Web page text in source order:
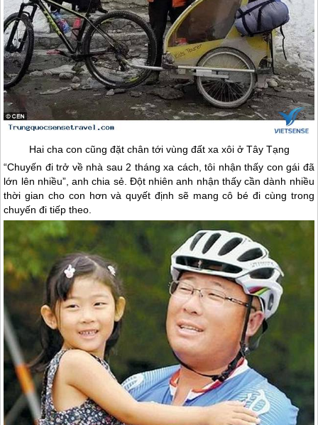
Hai cha con cũng đặt chân tới vùng đất xa xôi ở Tây Tạng
“Chuyến đi trở về nhà sau 2 tháng xa cách, tôi nhận thấy con gái đã
lớn lên nhiều”, anh chia sẻ. Đột nhiên anh nhận thấy cần dành nhiều
thời gian cho con hơn và quyết định sẽ mang cô bé đi cùng trong
chuyến đi tiếp theo.